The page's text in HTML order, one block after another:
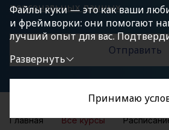
персональных данных
Главная Все курсы
Файлы куки — это как ваши
и фреймворки: они помогают
лучший опыт для вас.
политикой
«Принимаю условия», чтобы
Развернуть
Принимаю